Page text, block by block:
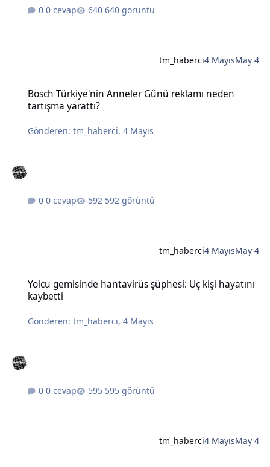
0 cevap 640 görüntü
tm_haberci4 MayısMay 4
Bosch Türkiye'nin Anneler Günü reklamı neden
tartışma yarattı?
Gönderen:tm_haberci,4 Mayıs
0 cevap 592 görüntü
tm_haberci4 MayısMay 4
Yolcu gemisinde hantavirüs şüphesi: Üç kişi hayatını
kaybetti
Gönderen:tm_haberci,4 Mayıs
0 cevap 595 görüntü
tm_haberci4 MayısMay 4